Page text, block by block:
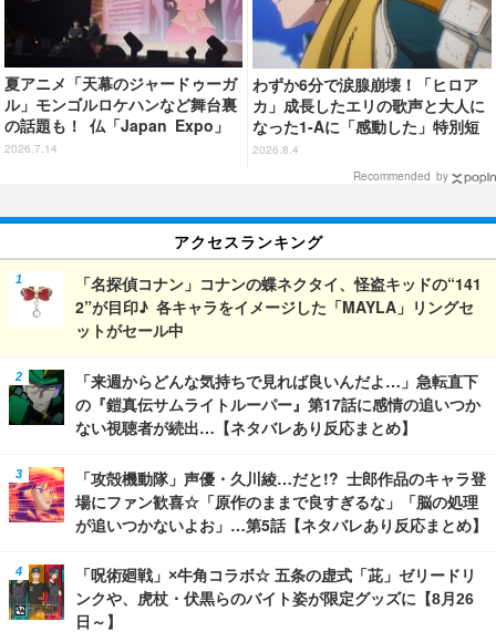
夏アニメ「天幕のジャードゥーガ
ル」モンゴルロケハンなど舞台裏
の話題も！ 仏「Japan Expo」
上映イベントレポ
2026.7.14
わずか6分で涙腺崩壊！「ヒロア
カ」成長したエリの歌声と大人に
なった1-Aに「感動した」特別短
編「I am a hero too」【ネタバ
2026.8.4
Recommended by
アクセスランキング
「名探偵コナン」コナンの蝶ネクタイ、怪盗キッドの“141
2”が目印♪ 各キャラをイメージした「MAYLA」リングセ
ットがセール中
「来週からどんな気持ちで見れば良いんだよ…」急転直下
の『鎧真伝サムライトルーパー』第17話に感情の追いつか
ない視聴者が続出…【ネタバレあり反応まとめ】
「攻殻機動隊」声優・久川綾…だと!? 士郎作品のキャラ登
場にファン歓喜☆「原作のままで良すぎるな」「脳の処理
が追いつかないよお」…第5話【ネタバレあり反応まとめ】
「呪術廻戦」×牛角コラボ☆ 五条の虚式「茈」ゼリードリ
ンクや、虎杖・伏黒らのバイト姿が限定グッズに【8月26
日～】